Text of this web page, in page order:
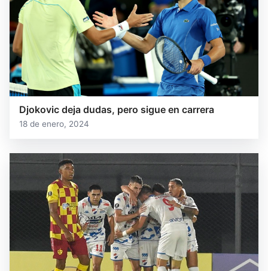
Djokovic deja dudas, pero sigue en carrera
18 de enero, 2024